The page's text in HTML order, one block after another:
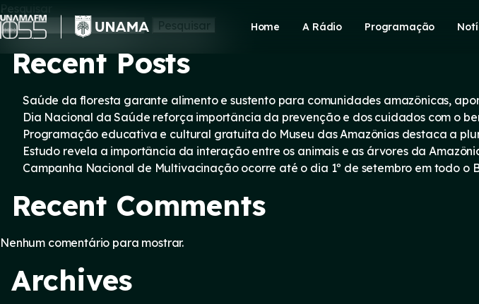
Skip
to
content
Home A Rádio Programação
Pesquisar
Pesquisar
Recent Posts
Saúde da floresta garante alimento e sustento para comunidades amazônicas,
Dia Nacional da Saúde reforça importância da prevenção e dos cuidados com o
Programação educativa e cultural gratuita do Museu das Amazônias destaca a
Estudo revela a importância da interação entre os animais e as árvores da
Campanha Nacional de Multivacinação ocorre até o dia 1º de setembro em todo o
Recent Comments
Nenhum comentário para mostrar.
Archives